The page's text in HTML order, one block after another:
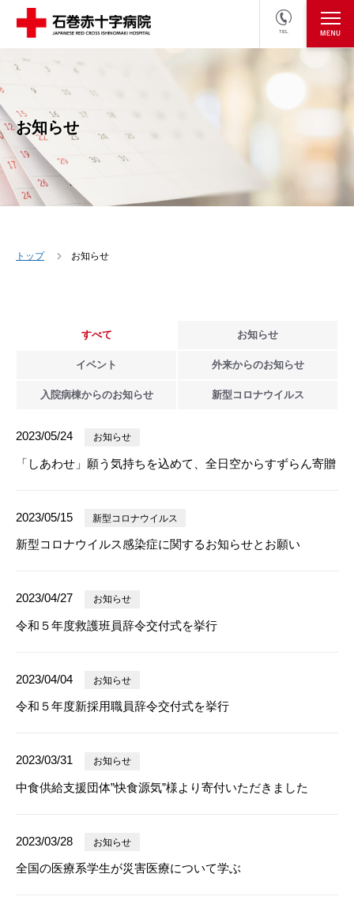
TEL
医療関係者の方
お知らせ
トップ お知らせ
すべて お知らせ
イベント 外来からのお知らせ
入院病棟からのお知らせ 新型 コロナウイルス
2023/05/24 お知らせ
「しあわせ」願う気持ちを込めて、全日空からすずらん寄贈
2023/05/15 新型コロナウイルス
新型コロナウイルス感染症に関するお知らせとお願い
2023/04/27 お知らせ
令和５年度救護班員辞令交付式を挙行
2023/04/04 お知らせ
令和５年度新採用職員辞令交付式を挙行
2023/03/31 お知らせ
中食供給支援団体”快食源気”様より寄付いただきました
2023/03/28 お知らせ
全国の医療系学生が災害医療について学ぶ